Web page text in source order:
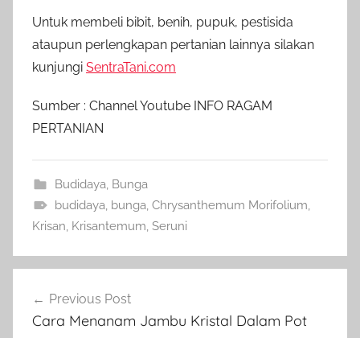
Untuk membeli bibit, benih, pupuk, pestisida
ataupun perlengkapan pertanian lainnya silakan
kunjungi SentraTani.com
Sumber : Channel Youtube INFO RAGAM
PERTANIAN
Budidaya, Bunga
budidaya, bunga, Chrysanthemum Morifolium,
Krisan, Krisantemum, Seruni
pos
Previous Post
Cara Menanam Jambu Kristal Dalam Pot